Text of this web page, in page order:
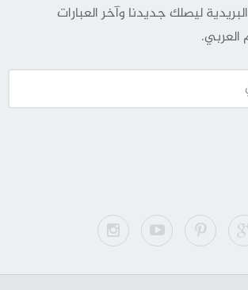
ليصلك جديدنا وآخر العبارات
العربي.